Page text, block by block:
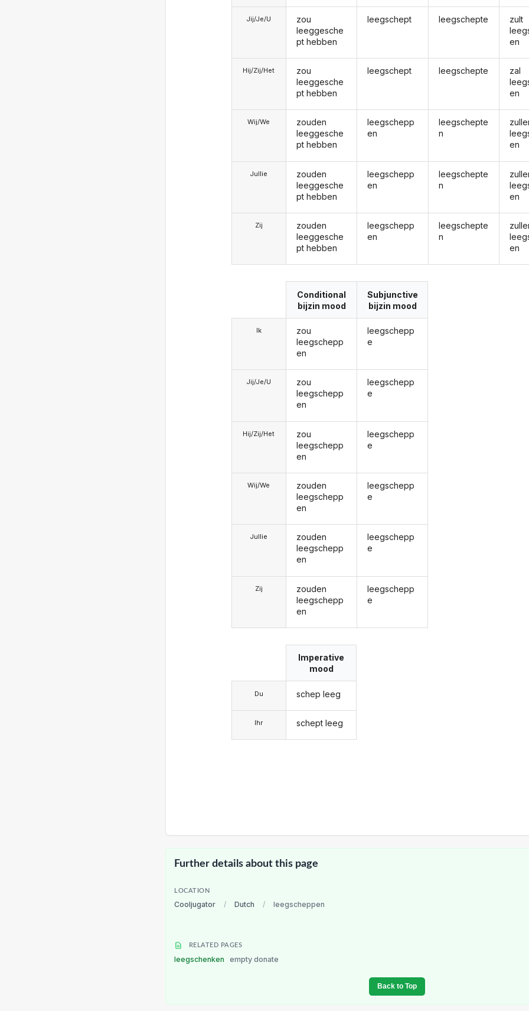
Jij/Je/U
Hij/Zij/Het
Wij/We
Jullie
Zij
zou
leeggesche
pt hebben
zou
leeggesche
pt hebben
zouden
leeggesche
pt hebben
zouden
leeggesche
pt hebben
zouden
leeggesche
pt hebben
leegschept
leegschept
leegschepp
en
leegschepp
en
leegschepp
en
leegschepte
leegschepte
leegschepte
n
leegschepte
n
leegschepte
n
zult
en
zal
en
en
en
en
Ik
Jij/Je/U
Hij/Zij/Het
Wij/We
Jullie
Zij
Conditional
bijzin mood
zou
leegschepp
en
zou
leegschepp
en
zou
leegschepp
en
zouden
leegschepp
en
zouden
leegschepp
en
zouden
leegschepp
en
Subjunctive
bijzin mood
leegschepp
e
leegschepp
e
leegschepp
e
leegschepp
e
leegschepp
e
leegschepp
e
Du
Ihr
Imperative
mood
schep leeg
schept leeg
Further details about this page
LOCATION
Cooljugator / Dutch / leegscheppen
RELATED PAGES
leegschenken empty donate
Back to Top